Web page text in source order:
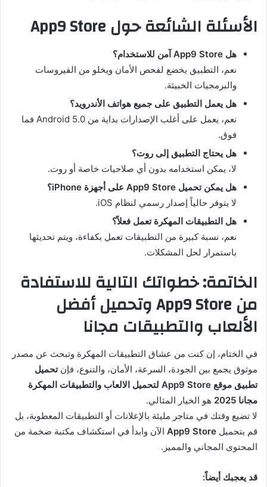
الأسئلة الشائعة حول App9 Store
هل App9 Store آمن للاستخدام؟
نعم، التطبيق يخضع لفحص الأمان ويخلو من الفيروسات
والبرمجيات الخبيثة.
هل يعمل التطبيق على جميع هواتف الأندرويد؟
نعم، يعمل على أغلب الإصدارات بداية من Android 5.0 فما
فوق.
هل يحتاج التطبيق إلى روت؟
لا، يمكن استخدامه بدون أي صلاحيات خاصة أو روت.
هل يمكن تحميل App9 Store على أجهزة iPhone؟
لا يتوفر حالياً إصدار رسمي لنظام iOS.
هل التطبيقات المهكرة تعمل فعلاً؟
نعم، نسبة كبيرة من التطبيقات تعمل بكفاءة، ويتم تحديثها
باستمرار لحل المشكلات.
الخاتمة: خطواتك التالية للاستفادة
من App9 Store وتحميل أفضل
الألعاب والتطبيقات مجانا
في الختام، إن كنت من عشاق التطبيقات المهكرة وتبحث عن مصدر
موثوق يجمع بين الجودة، السرعة، الأمان، والتنوع، فإنتحميل
تطبيق موقع App9 Store لتحميل الالعاب والتطبيقات المهكرة
مجانا 2025
هو الخيار المثالي.
لا تضيع وقتك في متاجر مليئة بالإعلانات أو التطبيقات المعطوبة، بل
قم بتحميل App9 Store الآن وابدأ في استكشاف مكتبة ضخمة من
المحتوى المجاني والمميز.
قد يعجبك أيضاً: